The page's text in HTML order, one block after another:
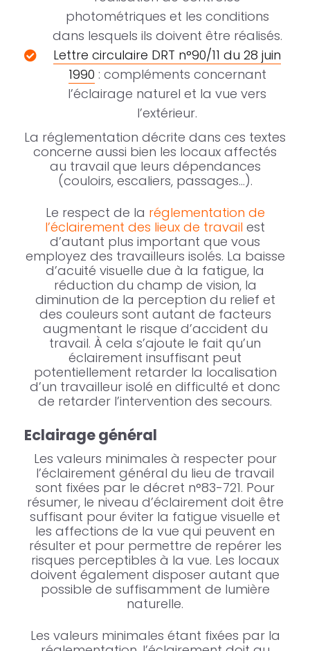
photométriques et les conditions
dans lesquels ils doivent être réalisés.
Lettre circulaire DRT n°90/11 du 28 juin
1990 : compléments concernant
l’éclairage naturel et la vue vers
l’extérieur.
La réglementation décrite dans ces textes
concerne aussi bien les locaux affectés
au travail que leurs dépendances
(couloirs, escaliers, passages…).
Le respect de la réglementation de
l’éclairement des lieux de travail est
d’autant plus important que vous
employez des travailleurs isolés. La baisse
d’acuité visuelle due à la fatigue, la
réduction du champ de vision, la
diminution de la perception du relief et
des couleurs sont autant de facteurs
augmentant le risque d’accident du
travail. À cela s’ajoute le fait qu’un
éclairement insuffisant peut
potentiellement retarder la localisation
d’un travailleur isolé en difficulté et donc
de retarder l’intervention des secours.
Eclairage général
Les valeurs minimales à respecter pour
l’éclairement général du lieu de travail
sont fixées par le décret n°83-721. Pour
résumer, le niveau d’éclairement doit être
suffisant pour éviter la fatigue visuelle et
les affections de la vue qui peuvent en
résulter et pour permettre de repérer les
risques perceptibles à la vue. Les locaux
doivent également disposer autant que
possible de suffisamment de lumière
naturelle.
Les valeurs minimales étant fixées par la